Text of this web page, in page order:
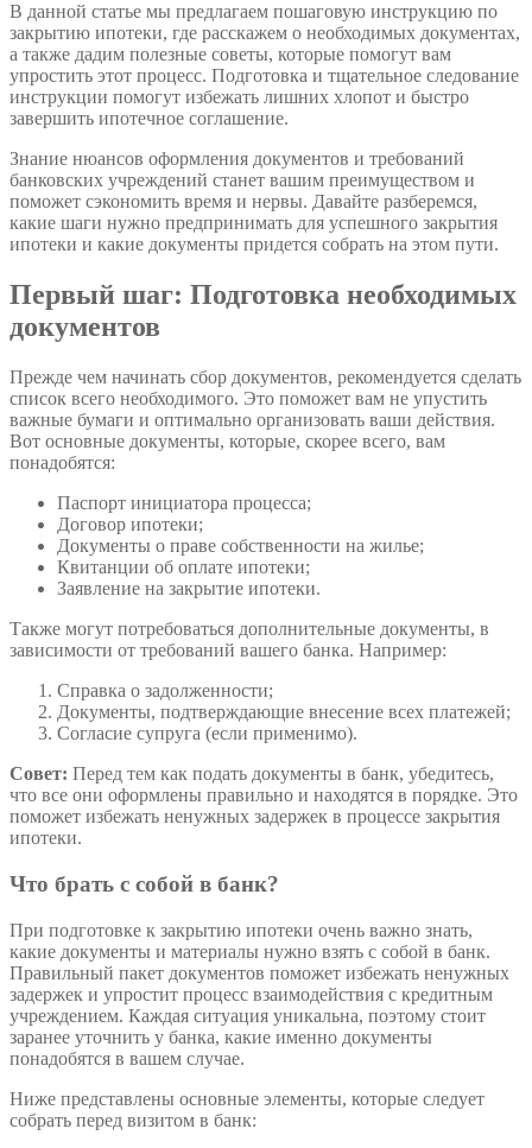
В данной статье мы предлагаем пошаговую инструкцию по
закрытию ипотеки, где расскажем о необходимых документах,
а также дадим полезные советы, которые помогут вам
упростить этот процесс. Подготовка и тщательное следование
инструкции помогут избежать лишних хлопот и быстро
завершить ипотечное соглашение.
Знание нюансов оформления документов и требований
банковских учреждений станет вашим преимуществом и
поможет сэкономить время и нервы. Давайте разберемся,
какие шаги нужно предпринимать для успешного закрытия
ипотеки и какие документы придется собрать на этом пути.
Первый шаг: Подготовка необходимых
документов
Прежде чем начинать сбор документов, рекомендуется сделать
список всего необходимого. Это поможет вам не упустить
важные бумаги и оптимально организовать ваши действия.
Вот основные документы, которые, скорее всего, вам
понадобятся:
Паспорт инициатора процесса;
Договор ипотеки;
Документы о праве собственности на жилье;
Квитанции об оплате ипотеки;
Заявление на закрытие ипотеки.
Также могут потребоваться дополнительные документы, в
зависимости от требований вашего банка. Например:
Справка о задолженности;
Документы, подтверждающие внесение всех платежей;
Согласие супруга (если применимо).
Совет: Перед тем как подать документы в банк, убедитесь,
что все они оформлены правильно и находятся в порядке. Это
поможет избежать ненужных задержек в процессе закрытия
ипотеки.
Что брать с собой в банк?
При подготовке к закрытию ипотеки очень важно знать,
какие документы и материалы нужно взять с собой в банк.
Правильный пакет документов поможет избежать ненужных
задержек и упростит процесс взаимодействия с кредитным
учреждением. Каждая ситуация уникальна, поэтому стоит
заранее уточнить у банка, какие именно документы
понадобятся в вашем случае.
Ниже представлены основные элементы, которые следует
собрать перед визитом в банк: